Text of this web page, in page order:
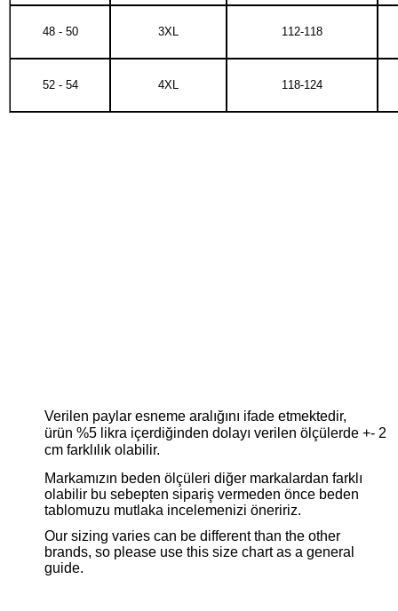
48 - 50 3XL 112-118
52 - 54 4XL 118-124
Verilen paylar esneme aralığını ifade etmektedir,
ürün %5 likra içerdiğinden dolayı verilen ölçülerde +- 2
cm farklılık olabilir.
Markamızın beden ölçüleri diğer markalardan farklı
olabilir bu sebepten sipariş vermeden önce beden
tablomuzu mutlaka incelemenizi öneririz.
Our sizing varies can be different than the other
brands, so please use this size chart as a general
guide.